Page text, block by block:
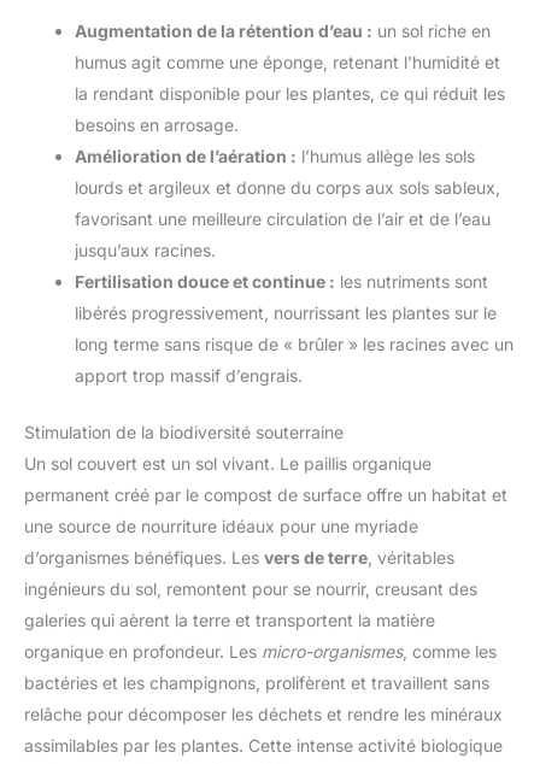
Augmentation de la rétention d’eau : un sol riche en
humus agit comme une éponge, retenant l’humidité et
la rendant disponible pour les plantes, ce qui réduit les
besoins en arrosage.
Amélioration de l’aération : l’humus allège les sols
lourds et argileux et donne du corps aux sols sableux,
favorisant une meilleure circulation de l’air et de l’eau
jusqu’aux racines.
Fertilisation douce et continue : les nutriments sont
libérés progressivement, nourrissant les plantes sur le
long terme sans risque de « brûler » les racines avec un
apport trop massif d’engrais.
Stimulation de la biodiversité souterraine
Un sol couvert est un sol vivant. Le paillis organique
permanent créé par le compost de surface offre un habitat et
une source de nourriture idéaux pour une myriade
d’organismes bénéfiques. Les vers de terre , véritables
ingénieurs du sol, remontent pour se nourrir, creusant des
galeries qui aèrent la terre et transportent la matière
organique en profondeur. Les micro-organismes, comme les
bactéries et les champignons, prolifèrent et travaillent sans
relâche pour décomposer les déchets et rendre les minéraux
assimilables par les plantes. Cette intense activité biologique